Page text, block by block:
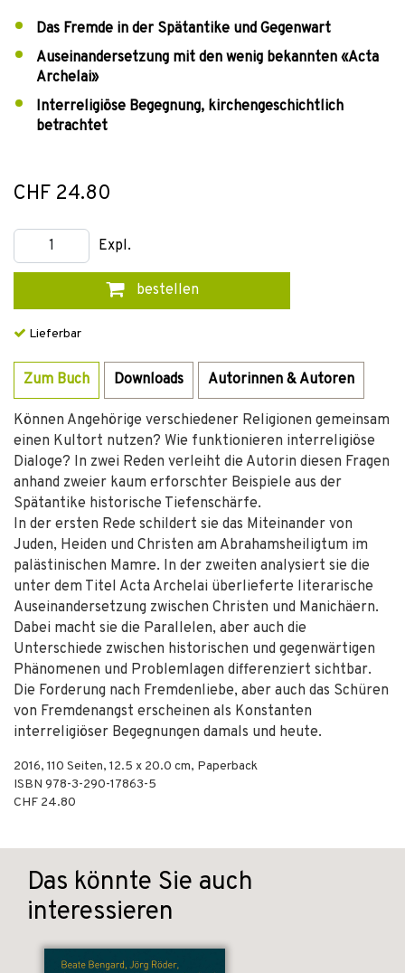
Das Fremde in der Spätantike und Gegenwart
Auseinandersetzung mit den wenig bekannten «Acta
Archelai»
Interreligiöse Begegnung, kirchengeschichtlich
betrachtet
CHF 24.80
Expl.
bestellen
Lieferbar
Zum Buch Downloads Autorinnen & Autoren
Können Angehörige verschiedener Religionen gemeinsam
einen Kultort nutzen? Wie funktionieren interreligiöse
Dialoge? In zwei Reden verleiht die Autorin diesen Fragen
anhand zweier kaum erforschter Beispiele aus der
Spätantike historische Tiefenschärfe.
In der ersten Rede schildert sie das Miteinander von
Juden, Heiden und Christen am Abrahamsheiligtum im
palästinischen Mamre. In der zweiten analysiert sie die
unter dem Titel Acta Archelai überlieferte literarische
Auseinandersetzung zwischen Christen und Manichäern.
Dabei macht sie die Parallelen, aber auch die
Unterschiede zwischen historischen und gegenwärtigen
Phänomenen und Problemlagen differenziert sichtbar.
Die Forderung nach Fremdenliebe, aber auch das Schüren
von Fremdenangst erscheinen als Konstanten
interreligiöser Begegnungen damals und heute.
2016, 110 Seiten, 12.5 x 20.0 cm, Paperback
ISBN 978-3-290-17863-5
CHF 24.80
Das könnte Sie auch
interessieren